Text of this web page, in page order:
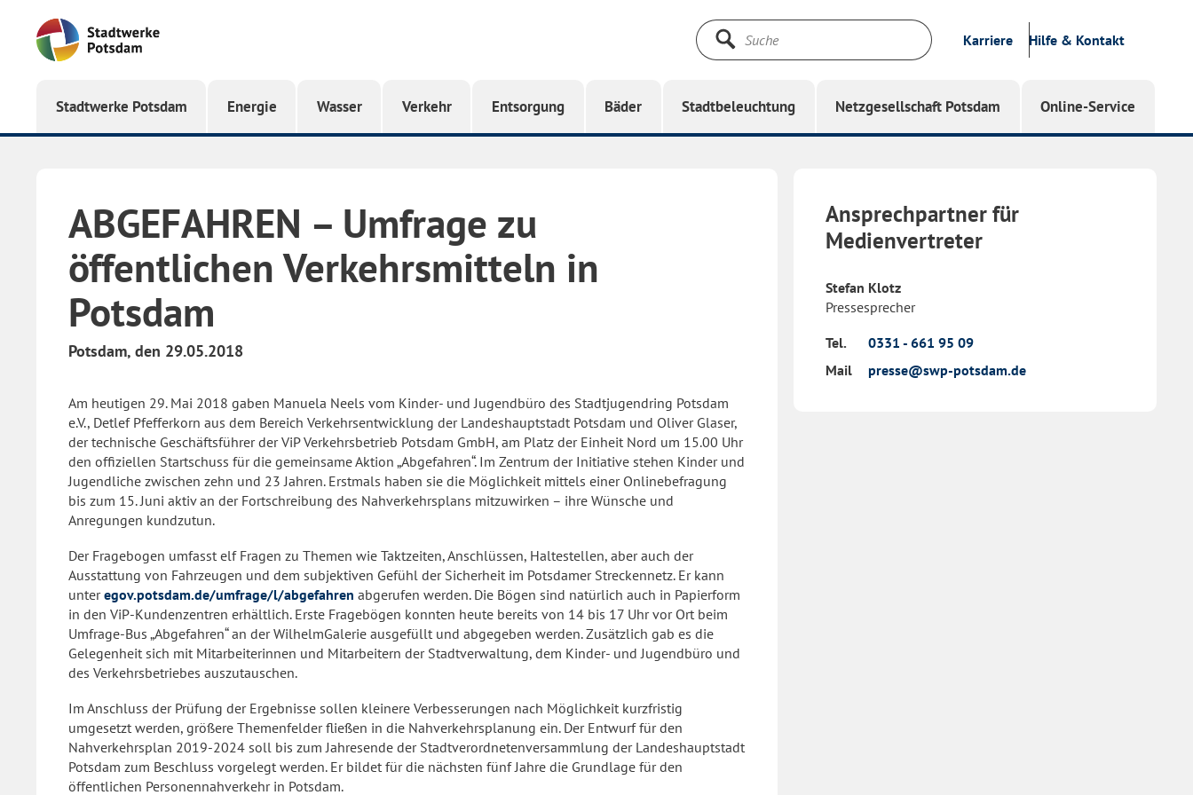
Startseite
Suche
Karriere Hilfe & Kontakt
Stadtwerke Potsdam Energie Wasser Verkehr Entsorgung Bäder Stadtbeleuchtung Netzgesellschaft Potsdam Online-Service
ABGEFAHREN – Umfrage zu
öffentlichen Verkehrsmitteln in
Potsdam
Potsdam, den 29.05.2018
Am heutigen 29. Mai 2018 gaben Manuela Neels vom Kinder- und Jugendbüro des Stadtjugendring Potsdam
e.V., Detlef Pfefferkorn aus dem Bereich Verkehrsentwicklung der Landeshauptstadt Potsdam und Oliver Glaser,
der technische Geschäftsführer der ViP Verkehrsbetrieb Potsdam GmbH, am Platz der Einheit Nord um 15.00 Uhr
den offiziellen Startschuss für die gemeinsame Aktion „Abgefahren“. Im Zentrum der Initiative stehen Kinder und
Jugendliche zwischen zehn und 23 Jahren. Erstmals haben sie die Möglichkeit mittels einer Onlinebefragung
bis zum 15. Juni aktiv an der Fortschreibung des Nahverkehrsplans mitzuwirken – ihre Wünsche und
Anregungen kundzutun.
Der Fragebogen umfasst elf Fragen zu Themen wie Taktzeiten, Anschlüssen, Haltestellen, aber auch der
Ausstattung von Fahrzeugen und dem subjektiven Gefühl der Sicherheit im Potsdamer Streckennetz. Er kann
unteregov.potsdam.de/umfrage/l/abgefahren abgerufen werden. Die Bögen sind natürlich auch in Papierform
in den ViP-Kundenzentren erhältlich. Erste Fragebögen konnten heute bereits von 14 bis 17 Uhr vor Ort beim
Umfrage-Bus „Abgefahren“ an der WilhelmGalerie ausgefüllt und abgegeben werden. Zusätzlich gab es die
Gelegenheit sich mit Mitarbeiterinnen und Mitarbeitern der Stadtverwaltung, dem Kinder- und Jugendbüro und
des Verkehrsbetriebes auszutauschen.
Im Anschluss der Prüfung der Ergebnisse sollen kleinere Verbesserungen nach Möglichkeit kurzfristig
umgesetzt werden, größere Themenfelder fließen in die Nahverkehrsplanung ein. Der Entwurf für den
Nahverkehrsplan 2019-2024 soll bis zum Jahresende der Stadtverordnetenversammlung der Landeshauptstadt
Potsdam zum Beschluss vorgelegt werden. Er bildet für die nächsten fünf Jahre die Grundlage für den
öffentlichen Personennahverkehr in Potsdam.
Ansprechpartner für
Medienvertreter
Stefan Klotz
Pressesprecher
Tel.
0331 - 661 95 09
Mail
presse@swp-potsdam.de